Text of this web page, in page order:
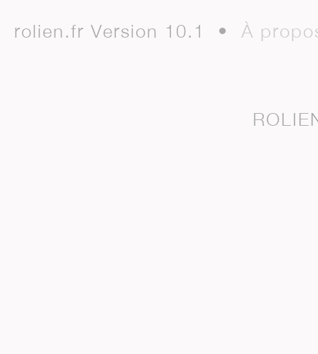
rolien.fr Version 10.1 • À